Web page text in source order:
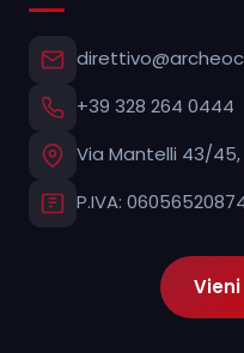
+39 328 264 0444
Via Mantelli 43/
P.IVA: